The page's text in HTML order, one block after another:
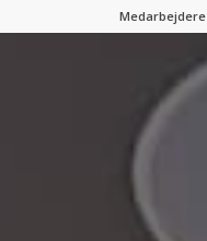
Medarbejdere